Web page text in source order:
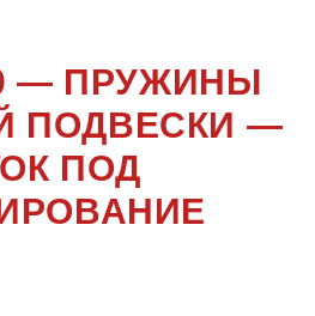
— ПРУЖИНЫ
ПОДВЕСКИ —
ПОД